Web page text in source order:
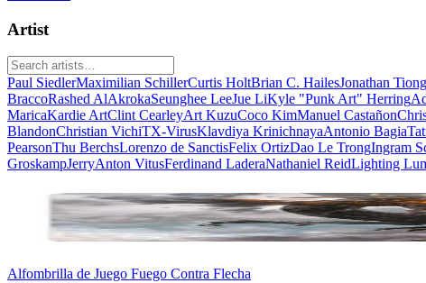
Artist
Paul SiedlerMaximilian SchillerCurtis HoltBrian C. HailesJonathan Tiong
BraccoRashed AlAkrokaSeunghee LeeJue LiKyle "Punk Art" Herring
MaricaKardie ArtClint CearleyArt KuzuCoco KimManuel Castañon
BlandonChristian VichiTX-VirusKlavdiya KrinichnayaAntonio Bagia
PearsonThu BerchsLorenzo de SanctisFelix OrtizDao Le TrongIngram
GroskampJerryAnton VitusFerdinand LaderaNathaniel ReidLighting
Alfombrilla de Juego Fuego Contra Flecha